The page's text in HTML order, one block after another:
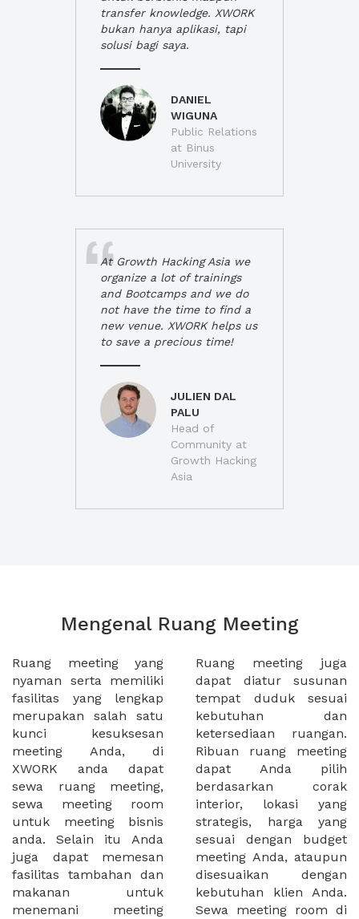
transfer knowledge. XWORK
bukan hanya aplikasi, tapi
solusi bagi saya.
DANIEL
WIGUNA
Public Relations
at Binus
University
At Growth Hacking Asia we
organize a lot of trainings
and Bootcamps and we do
not have the time to find a
new venue. XWORK helps us
to save a precious time!
JULIEN DAL
PALU
Head of
Community at
Growth Hacking
Asia
Mengenal Ruang Meeting
Ruang meeting yang
nyaman serta memiliki
fasilitas yang lengkap
merupakan salah satu
kunci kesuksesan
meeting Anda, di
XWORK anda dapat
sewa ruang meeting,
sewa meeting room
untuk meeting bisnis
anda. Selain itu Anda
juga dapat memesan
fasilitas tambahan dan
makanan untuk
menemani meeting
Ruang meeting juga
dapat diatur susunan
tempat duduk sesuai
kebutuhan dan
ketersediaan ruangan.
Ribuan ruang meeting
dapat Anda pilih
berdasarkan corak
interior, lokasi yang
strategis, harga yang
sesuai dengan budget
meeting Anda, ataupun
disesuaikan dengan
kebutuhan klien Anda.
Sewa meeting room di